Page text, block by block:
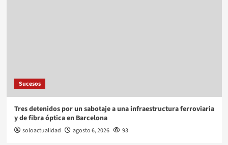
Sucesos
Tres detenidos por un sabotaje a una infraestructura ferroviaria
y de fibra óptica en Barcelona
soloactualidad agosto 6, 2026 93